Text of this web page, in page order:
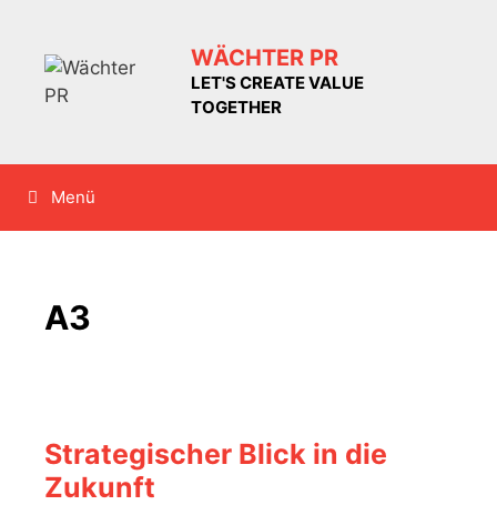
springen
WÄCHTER PR
LET'S CREATE VALUE
TOGETHER
Menü
A3
Strategischer Blick in die
Zukunft